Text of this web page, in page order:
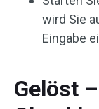
wird Sie
Eingabe
Gelöst